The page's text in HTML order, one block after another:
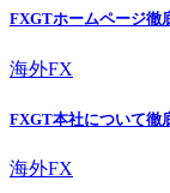
FXGTホームページ徹
海外FX
FXGT本社について徹
海外FX